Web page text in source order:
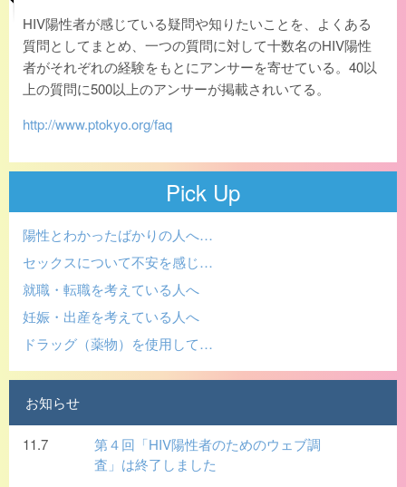
HIV陽性者が感じている疑問や知りたいことを、よくある
質問としてまとめ、一つの質問に対して十数名のHIV陽性
者がそれぞれの経験をもとにアンサーを寄せている。40以
上の質問に500以上のアンサーが掲載されいてる。
http://www.ptokyo.org/faq
Pick Up
陽性とわかったばかりの人へ…
セックスについて不安を感じ…
就職・転職を考えている人へ
妊娠・出産を考えている人へ
ドラッグ（薬物）を使用して…
お知らせ
11.7
第４回「HIV陽性者のためのウェブ調
査」は終了しました